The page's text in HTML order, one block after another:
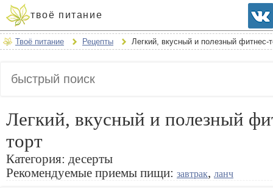
твоё питание
Твоё питание Рецепты Легкий, вкусный и полезный фитнес-
Легкий, вкусный и полезный
торт
Категория: десерты
Рекомендуемые приемы пищи: завтрак, ланч